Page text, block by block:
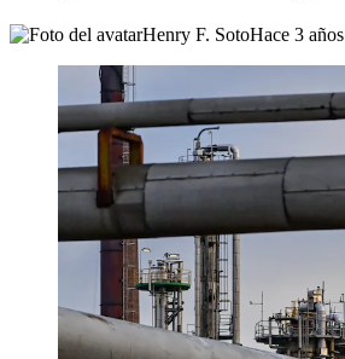
Henry F. SotoHace 3 años